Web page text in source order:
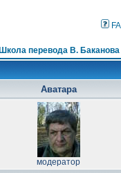
перевода В. Баканова
Аватара
модератор